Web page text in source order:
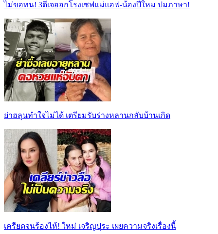
ไม่ขอทน! 3ดีเจออกโรงเซฟแม่แอฟ-น้องปีใหม ปมภาษา!
ย่าฮลุนทำใจไม่ได้ เตรียมรับร่างหลานกลับบ้านเกิด
เครียดจนร้องไห้! ใหม่ เจริญปุระ เผยความจริงเรื่องนี้